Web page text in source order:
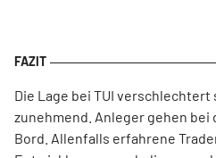
Die Lage bei TUI
zunehmend. Anleger gehen
Bord. Allenfalls erfahrene